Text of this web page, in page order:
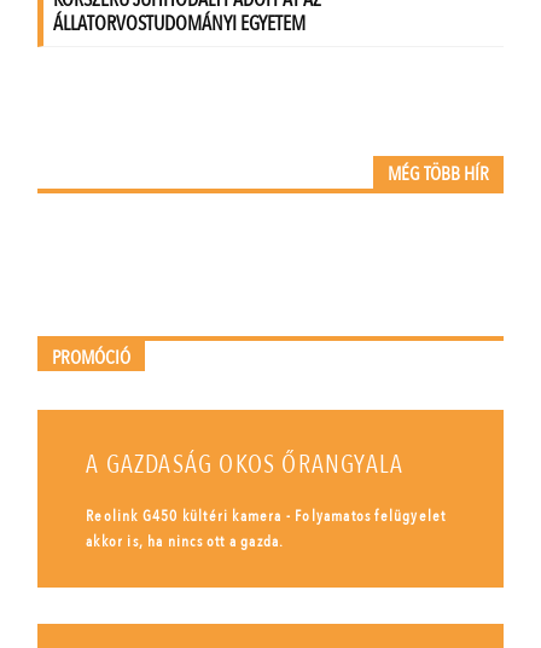
MÉG TÖBB HÍR
PROMÓCIÓ
A GAZDASÁG OKOS ŐRANGYALA
Reolink G450 kültéri kamera - Folyamatos felügyelet
akkor is, ha nincs ott a gazda.